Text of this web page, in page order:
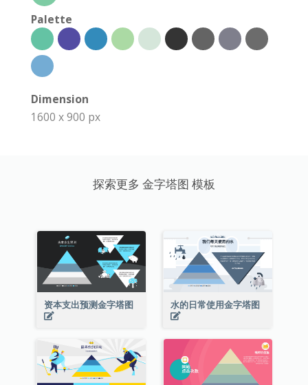
Palette
Dimension
1600 x 900 px
探索更多 金字塔图 模板
资本支出预测金字塔图 水的日常使用金字塔图